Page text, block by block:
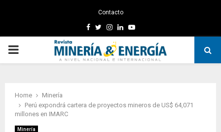
Contacto
Facebook
TwitterInstagram
LinkedinYoutube
PRIMARY
Home
Minería
Perú expondrá cartera de proyectos mineros de US$ 64,071
millones en IMARC
Minería